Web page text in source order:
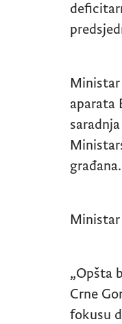
Ministar
aparata
građana.
Ministar
„Opšta
Crne
fokusu